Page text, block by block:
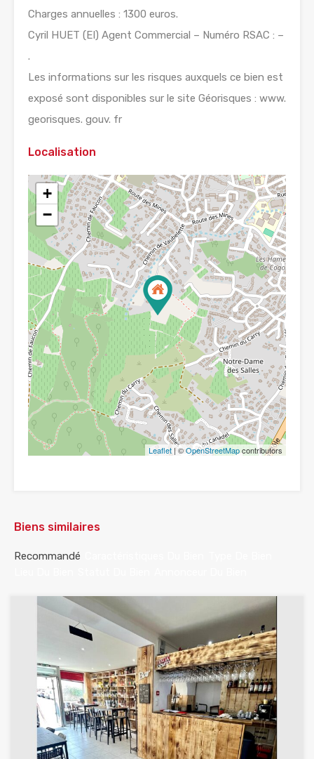
Charges annuelles : 1300 euros.
Cyril HUET (EI) Agent Commercial – Numéro RSAC : –
.
Les informations sur les risques auxquels ce bien est
exposé sont disponibles sur le site Géorisques : www.
georisques. gouv. fr
Localisation
+
−
Leaflet | ©OpenStreetMapcontributors
Biens similaires
Recommandé